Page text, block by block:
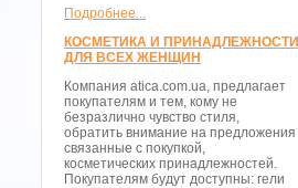
Подробнее...
КОСМЕТИКА И ПРИНАДЛЕЖНОСТИ
ДЛЯ ВСЕХ ЖЕНЩИН
Компания atica.com.ua, предлагает
покупателям и тем, кому не
безразлично чувство стиля,
обратить внимание на предложения
связанные с покупкой,
косметических принадлежностей.
Покупателям будут доступны: гели